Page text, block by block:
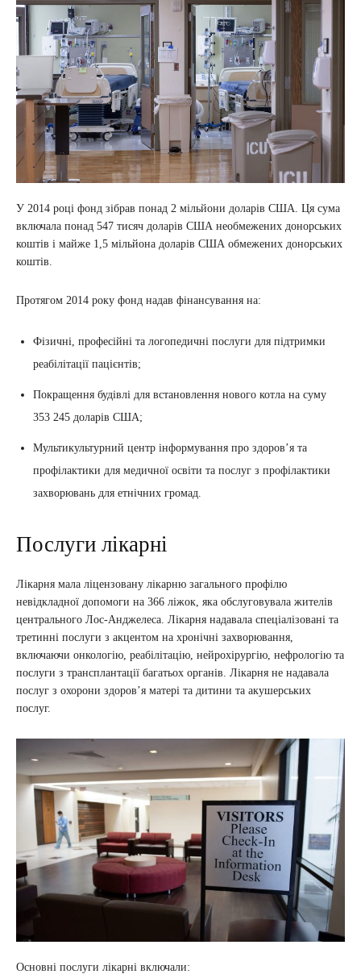
У 2014 році фонд зібрав понад 2 мільйони доларів США. Ця сума
включала понад 547 тисяч доларів США необмежених донорських
коштів і майже 1,5 мільйона доларів США обмежених донорських
коштів.
Протягом 2014 року фонд надав фінансування на:
Фізичні, професійні та логопедичні послуги для підтримки
реабілітації пацієнтів;
Покращення будівлі для встановлення нового котла на суму
353 245 доларів США;
Мультикультурний центр інформування про здоровʼя та
профілактики для медичної освіти та послуг з профілактики
захворювань для етнічних громад.
Послуги лікарні
Лікарня мала ліцензовану лікарню загального профілю
невідкладної допомоги на 366 ліжок, яка обслуговувала жителів
центрального Лос-Анджелеса. Лікарня надавала спеціалізовані та
третинні послуги з акцентом на хронічні захворювання,
включаючи онкологію, реабілітацію, нейрохірургію, нефрологію та
послуги з трансплантації багатьох органів. Лікарня не надавала
послуг з охорони здоровʼя матері та дитини та акушерських
послуг.
Основні послуги лікарні включали: